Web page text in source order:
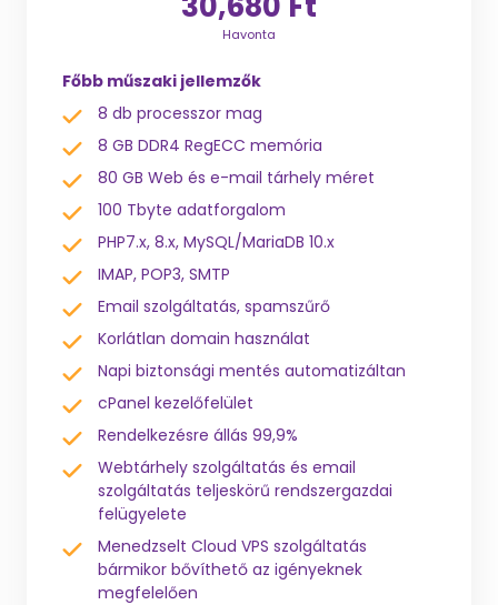
Havonta
Főbb műszaki jellemzők
8 db processzor mag
8 GB DDR4 RegECC memória
80 GB Web és e-mail tárhely méret
100 Tbyte adatforgalom
PHP7.x, 8.x, MySQL/MariaDB 10.x
IMAP, POP3, SMTP
Email szolgáltatás, spamszűrő
Korlátlan domain használat
Napi biztonsági mentés automatizáltan
cPanel kezelőfelület
Rendelkezésre állás 99,9%
Webtárhely szolgáltatás és email
szolgáltatás teljeskörű rendszergazdai
felügyelete
Menedzselt Cloud VPS szolgáltatás
bármikor bővíthető az igényeknek
megfelelően